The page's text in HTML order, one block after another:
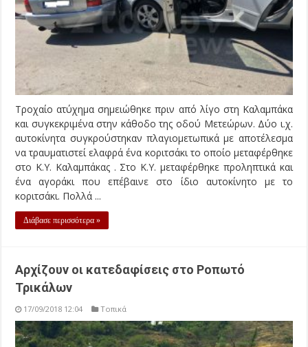
Τροχαίο ατύχημα σημειώθηκε πριν από λίγο στη Καλαμπάκα
και συγκεκριμένα στην κάθοδο της οδού Μετεώρων. Δύο ι.χ.
αυτοκίνητα συγκρούστηκαν πλαγιομετωπικά με αποτέλεσμα
να τραυματιστεί ελαφρά ένα κοριτσάκι το οποίο μεταφέρθηκε
στο Κ.Υ. Καλαμπάκας . Στο Κ.Υ. μεταφέρθηκε προληπτικά και
ένα αγοράκι που επέβαινε στο ίδιο αυτοκίνητο με το
κοριτσάκι. Πολλά ...
Διάβασε περισσότερα »
Αρχίζουν οι κατεδαφίσεις στο Ροπωτό
Τρικάλων
17/09/2018 12:04 Τοπικά